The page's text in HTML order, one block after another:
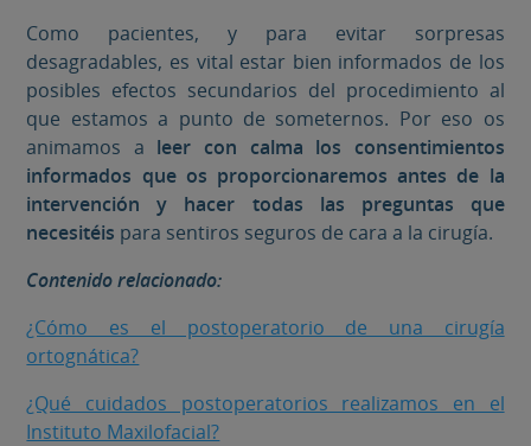
Como pacientes, y para evitar sorpresas
desagradables, es vital estar bien informados de los
posibles efectos secundarios del procedimiento al
que estamos a punto de someternos. Por eso os
animamos a leer con calma los consentimientos
informados que os proporcionaremos antes de la
intervención y hacer todas las preguntas que
necesitéis para sentiros seguros de cara a la cirugía.
Contenido relacionado:
¿Cómo es el postoperatorio de una cirugía
ortognática?
¿Qué cuidados postoperatorios realizamos en el
Instituto Maxilofacial?